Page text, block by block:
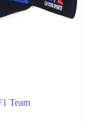
Team